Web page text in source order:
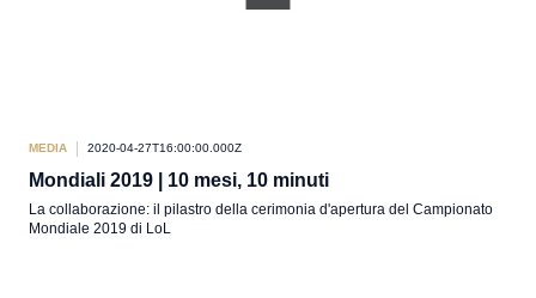
MEDIA 2020-04-27T16:00:00.000Z
Mondiali 2019 | 10 mesi, 10 minuti
La collaborazione: il pilastro della cerimonia d'apertura del Campionato
Mondiale 2019 di LoL